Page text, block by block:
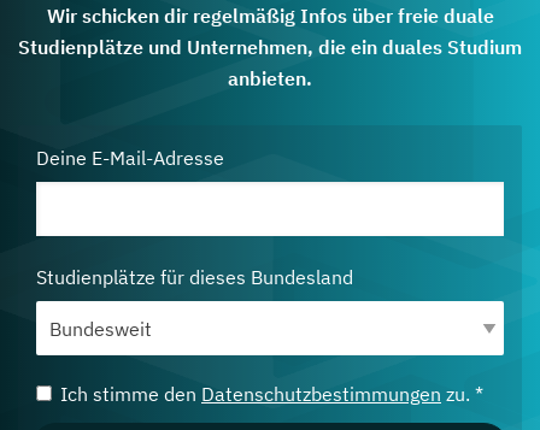
Wir schicken dir regelmäßig Infos über freie duale
Studienplätze und Unternehmen, die ein duales Studium
anbieten.
Deine E-Mail-Adresse
Studienplätze für dieses Bundesland
Ich stimme den Datenschutzbestimmungen zu. *